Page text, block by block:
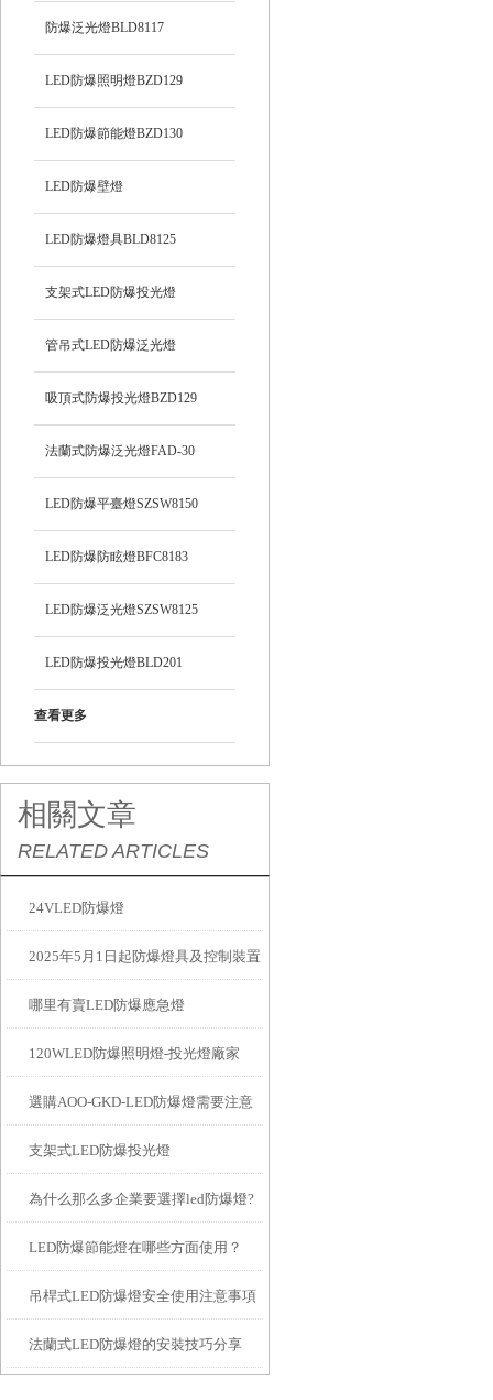
防爆泛光燈BLD8117
LED防爆照明燈BZD129
LED防爆節能燈BZD130
LED防爆壁燈
LED防爆燈具BLD8125
支架式LED防爆投光燈
管吊式LED防爆泛光燈
吸頂式防爆投光燈BZD129
法蘭式防爆泛光燈FAD-30
LED防爆平臺燈SZSW8150
LED防爆防眩燈BFC8183
LED防爆泛光燈SZSW8125
LED防爆投光燈BLD201
查看更多
相關文章
RELATED ARTICLES
24VLED防爆燈
2025年5月1日起防爆燈具及控制裝置
實施強制性產品認證（即CCC認證）
管理
哪里有賣LED防爆應急燈
120WLED防爆照明燈-投光燈廠家
選購AOO-GKD-LED防爆燈需要注意
的事項
支架式LED防爆投光燈
為什么那么多企業要選擇led防爆燈?
LED防爆節能燈在哪些方面使用？
吊桿式LED防爆燈安全使用注意事項
都有什么？
法蘭式LED防爆燈的安裝技巧分享